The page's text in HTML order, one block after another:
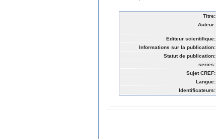
Titre:
Auteur:
Editeur scientifique:
Informations sur la publication:
Statut de publication:
series:
Sujet CREF:
Langue:
Identificateurs: